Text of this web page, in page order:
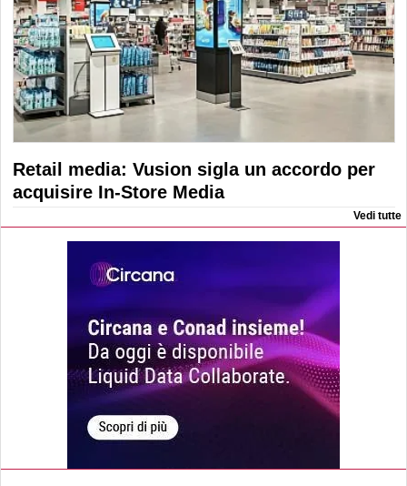
Retail media: Vusion sigla un accordo per
acquisire In-Store Media
Vedi tutte